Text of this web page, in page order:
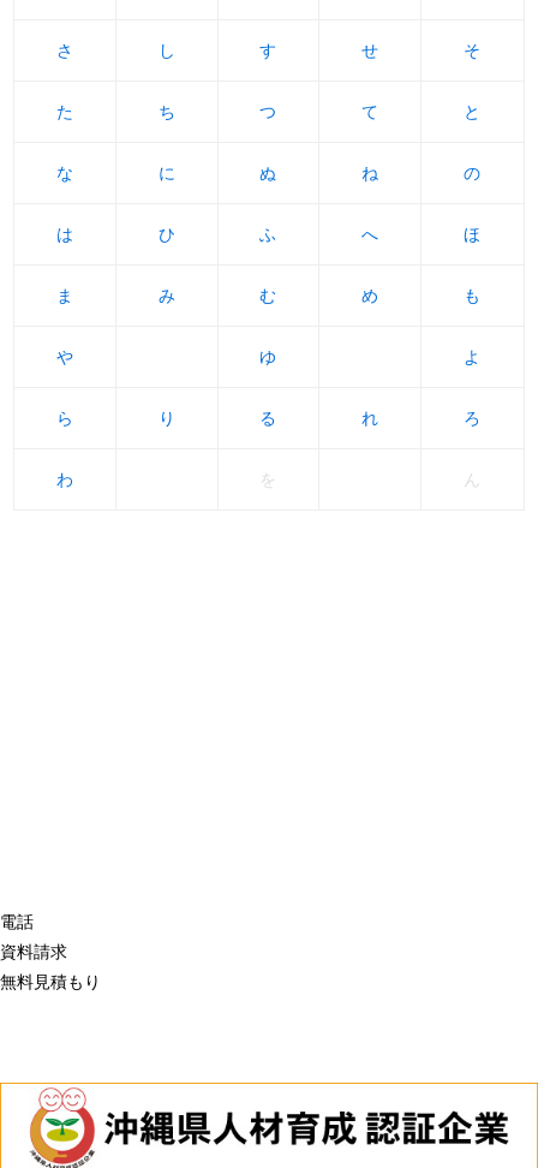
さ
さ し
し す
す せ
せ そ
そ
た
た ち
ち つ
つ て
て と
と
な
な に
に ぬ
ぬ ね
ね の
の
は
は ひ
ひ ふ
ふ へ
へ ほ
ほ
ま
ま み
み む
む め
め も
も
や
や ゆ
ゆ よ
よ
ら
ら り
り る
る れ
れ ろ
ろ
わ
わ を ん
電話
資料請求
無料見積もり